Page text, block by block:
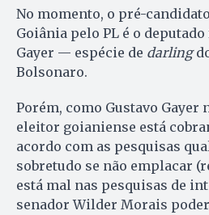
No momento, o pré-
Goiânia pelo PL é o
Gayer — espécie de darling
Bolsonaro.
Porém, como Gustavo Gayer
eleitor goianiense está
acordo com as pesquisas
sobretudo se não emplacar
está mal nas pesquisas de
senador Wilder Morais